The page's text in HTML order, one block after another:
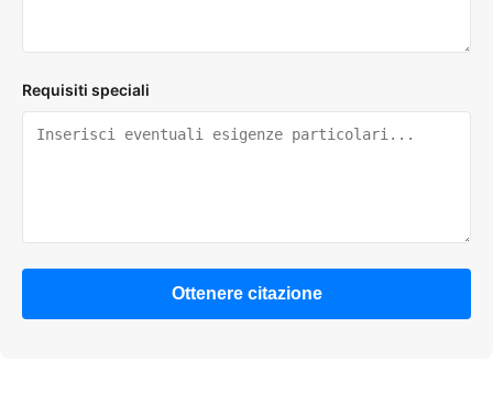
Requisiti speciali
Ottenere citazione